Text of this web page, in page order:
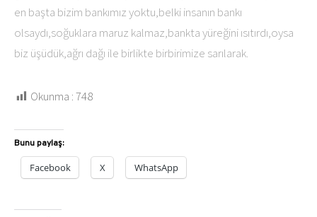
en başta bizim bankımız yoktu,belki insanın bankı
olsaydı,soğuklara maruz kalmaz,bankta yüreğini ısıtırdı,oysa
biz üşüdük,ağrı dağı ile birlikte birbirimize sarılarak.
Okunma :748
Bunu paylaş:
Facebook X WhatsApp